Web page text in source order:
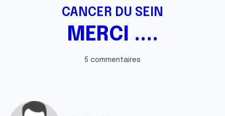
CANCER DU SEIN
MERCI ....
5 commentaires